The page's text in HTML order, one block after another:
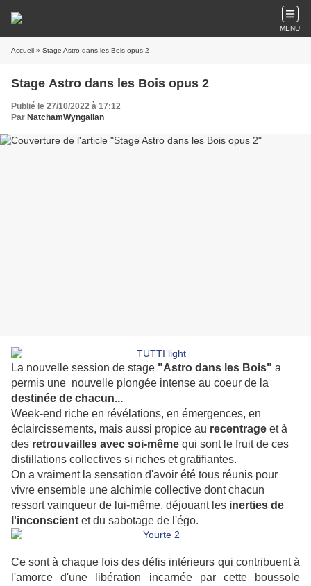
MENU
Accueil » Stage Astro dans les Bois opus 2
Stage Astro dans les Bois opus 2
Publié le 27/10/2022 à 17:12
Par NatchamWyngalian
La nouvelle session de stage "Astro dans les Bois" a
permis une nouvelle plongée intense au coeur de la
destinée de chacun...
Week-end riche en révélations, en émergences, en
éclaircissements, mais aussi propice au recentrage et à
des retrouvailles avec soi-même qui sont le fruit de ces
distillations collectives si riches et gratifiantes.
On a vraiment la sensation d'avoir été tous réunis pour
vivre ensemble une alchimie collective dont chacun
ressort vainqueur de lui-même, déjouant les inerties de
l'inconscient et du sabotage de l'égo.
Ce sont à chaque fois des défis intérieurs qui contribuent à
l'amorce d'une libération incarnée par cette boussole